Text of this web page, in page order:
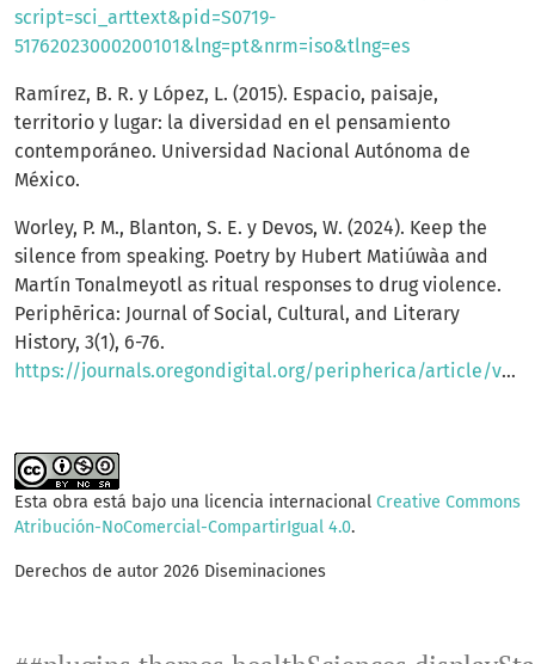
script=sci_arttext&pid=S0719-
51762023000200101&lng=pt&nrm=iso&tlng=es
Ramírez, B. R. y López, L. (2015). Espacio, paisaje,
territorio y lugar: la diversidad en el pensamiento
contemporáneo. Universidad Nacional Autónoma de
México.
Worley, P. M., Blanton, S. E. y Devos, W. (2024). Keep the
silence from speaking. Poetry by Hubert Matiúwàa and
Martín Tonalmeyotl as ritual responses to drug violence.
Periphērica: Journal of Social, Cultural, and Literary
History, 3(1), 6-76.
https://journals.oregondigital.org/peripherica/article/view/5834/7861
Esta obra está bajo una licencia internacional Creative Commons
Atribución-NoComercial-CompartirIgual 4.0.
Derechos de autor 2026 Diseminaciones